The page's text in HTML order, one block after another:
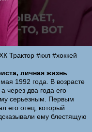
Трактор #кхл #хоккей
личная жизнь
1992 года. В возрасте
через два года его
серьезным. Первым
его отец, который
ему блестящую